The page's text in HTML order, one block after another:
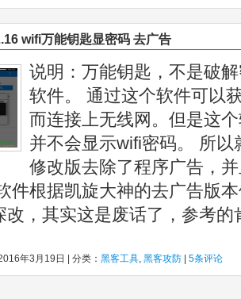
wifi万能钥匙显密码 去广告
说明：万能钥匙，不是破
软件。 通过这个软件可以
而连接上无线网。但是这
并不会显示wifi密码。 所
修改版去除了程序广告，
件根据凯旋大神的去广告版
改，其实这是废话了，参考
年3月19日 | 分类： 黑客工具, 黑客攻防 5条评论